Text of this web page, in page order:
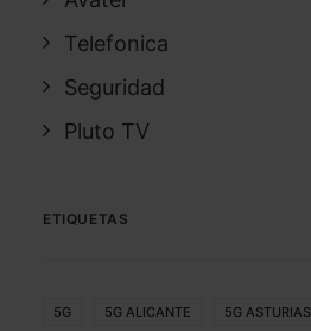
Telefonica
Seguridad
Pluto TV
ETIQUETAS
5G 5G ALICANTE 5G ASTURIAS